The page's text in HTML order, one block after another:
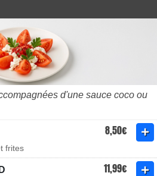
d'une sauce coco ou
8,50€
frites
11,99€